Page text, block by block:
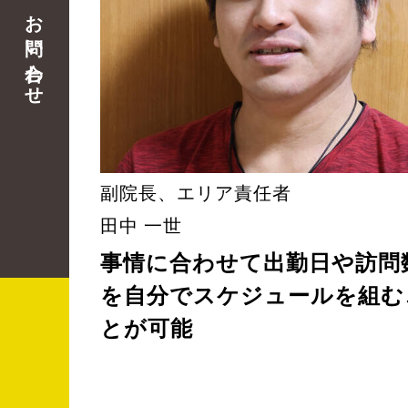
お問い合わせ
副院長、エリア責任者
田中 一世
事情に合わせて出勤日や訪問
を自分でスケジュールを組
とが可能